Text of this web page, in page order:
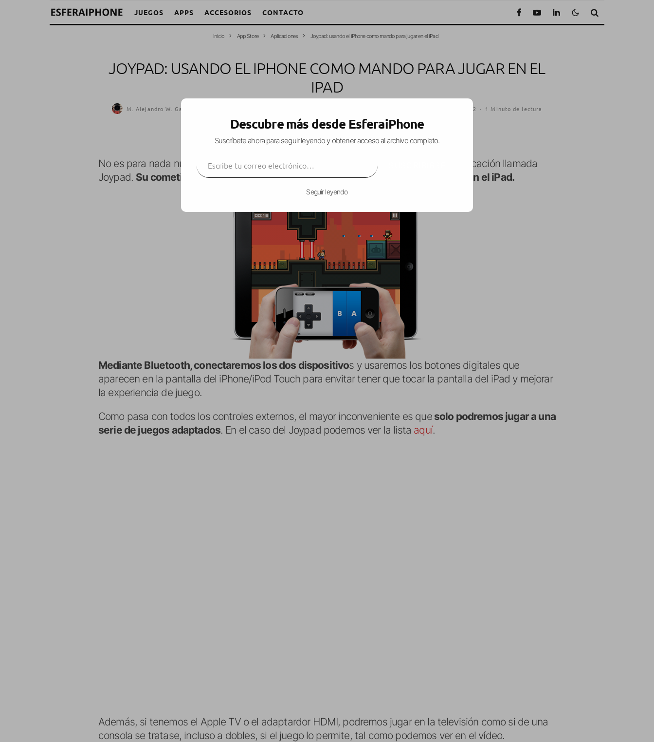
JUEGOS APPS ACCESORIOS CONTACTO
Inicio App Store Aplicaciones Joypad: usando el iPhone como mando para jugar en el iPad
JOYPAD: USANDO EL IPHONE COMO MANDO PARA JUGAR EN EL
IPAD
M. Alejandro W. García Fuentes (Esfera) 13 enero, 2012 · 1 Minuto de lectura
No es para nada nuevo, pero creo que hasta ahora no habíamos hablado de esta aplicación llamada
Joypad. Su cometido es el de usar el iPhone/iPod Touch como mando para jugar en el iPad.
Mediante Bluetooth, conectaremos los dos dispositivos y usaremos los botones digitales que
aparecen en la pantalla del iPhone/iPod Touch para envitar tener que tocar la pantalla del iPad y mejorar
la experiencia de juego.
Como pasa con todos los controles externos, el mayor inconveniente es quesolo podremos jugar a una
serie de juegos adaptados. En el caso del Joypad podemos ver la lista aquí.
Además, si tenemos el Apple TV o el adaptardor HDMI, podremos jugar en la televisión como si de una
consola se tratase, incluso a dobles, si el juego lo permite, tal como podemos ver en el vídeo.
Descubre más desde EsferaiPhone
Suscríbete ahora para seguir leyendo y obtener acceso al archivo completo.
Seguir leyendo